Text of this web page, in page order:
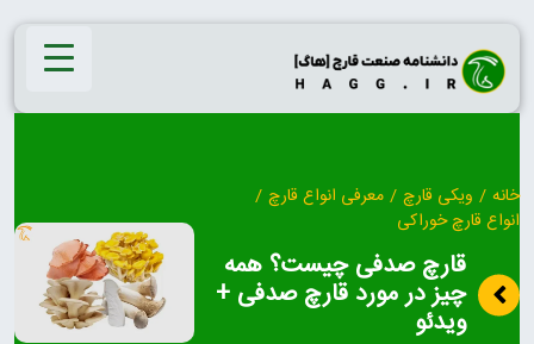
Skip
content
خانه / ویکی قارچ / معرفی انواع قارچ /
انواع قارچ خوراکی
قارچ صدفی چیست؟ همه
چیز در مورد قارچ صدفی +
ویدئو